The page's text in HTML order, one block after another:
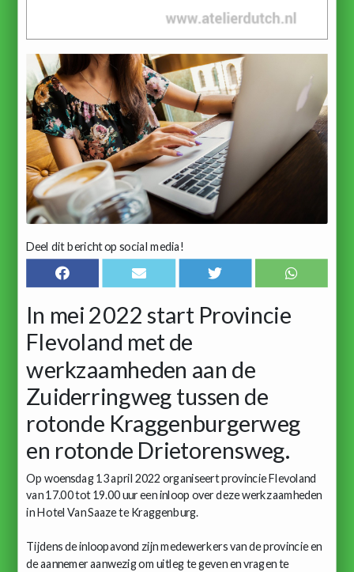
Deel dit bericht op social media!
In mei 2022 start Provincie
Flevoland met de
werkzaamheden aan de
Zuiderringweg tussen de
rotonde Kraggenburgerweg
en rotonde Drietorensweg.
Op woensdag 13 april 2022 organiseert provincie Flevoland
van 17.00 tot 19.00 uur een inloop over deze werkzaamheden
in Hotel Van Saaze te Kraggenburg.
Tijdens de inloopavond zijn medewerkers van de provincie en
de aannemer aanwezig om uitleg te geven en vragen te